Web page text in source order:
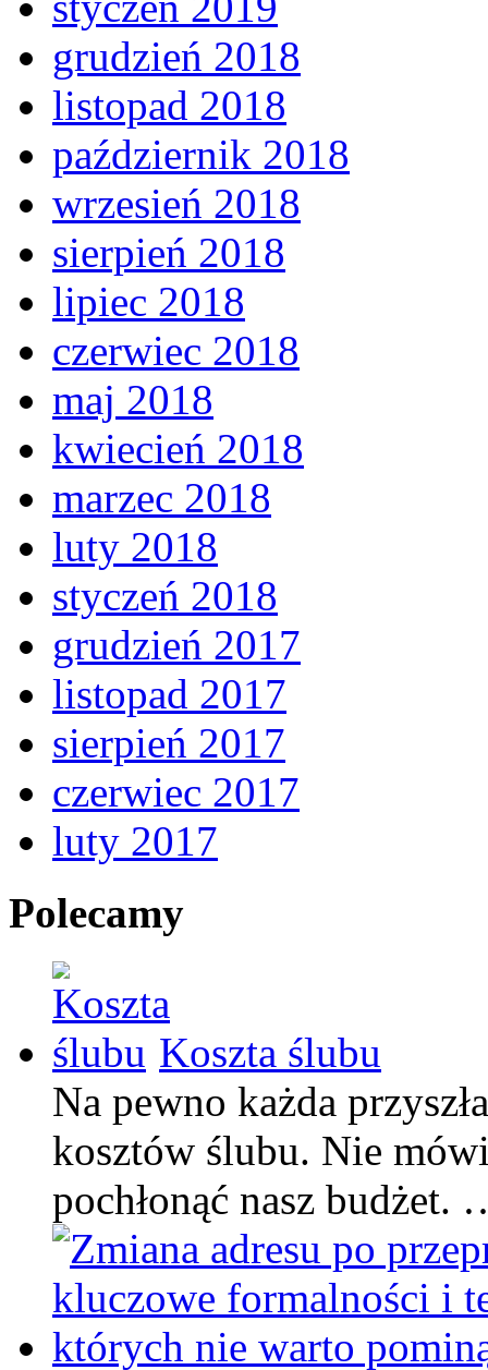
grudzień 2018
listopad 2018
październik 2018
wrzesień 2018
sierpień 2018
lipiec 2018
czerwiec 2018
maj 2018
kwiecień 2018
marzec 2018
luty 2018
styczeń 2018
grudzień 2017
listopad 2017
sierpień 2017
czerwiec 2017
luty 2017
Polecamy
Koszta ślubu
Na pewno każda
kosztów ślubu. Nie
pochłonąć nasz budżet.